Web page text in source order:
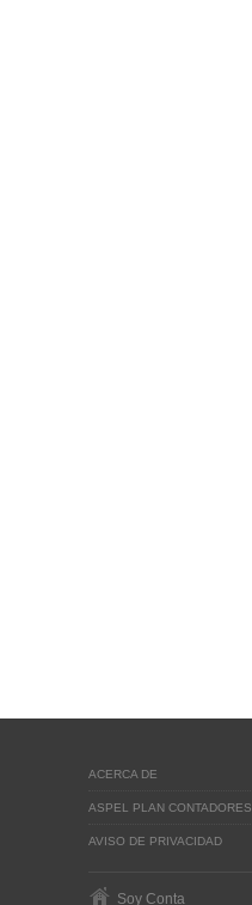
ACERCA DE
ASPEL PLAN CONTADORES
AVISO DE PRIVACIDAD
Soy Conta